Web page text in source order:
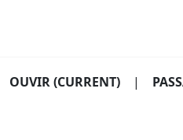
OUVIR(CURRENT) |